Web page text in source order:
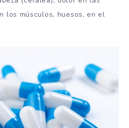
los músculos, huesos, en el